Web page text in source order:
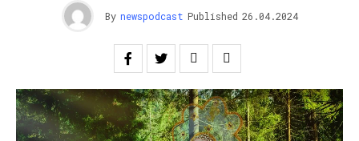
By newspodcast Published 26.04.2024